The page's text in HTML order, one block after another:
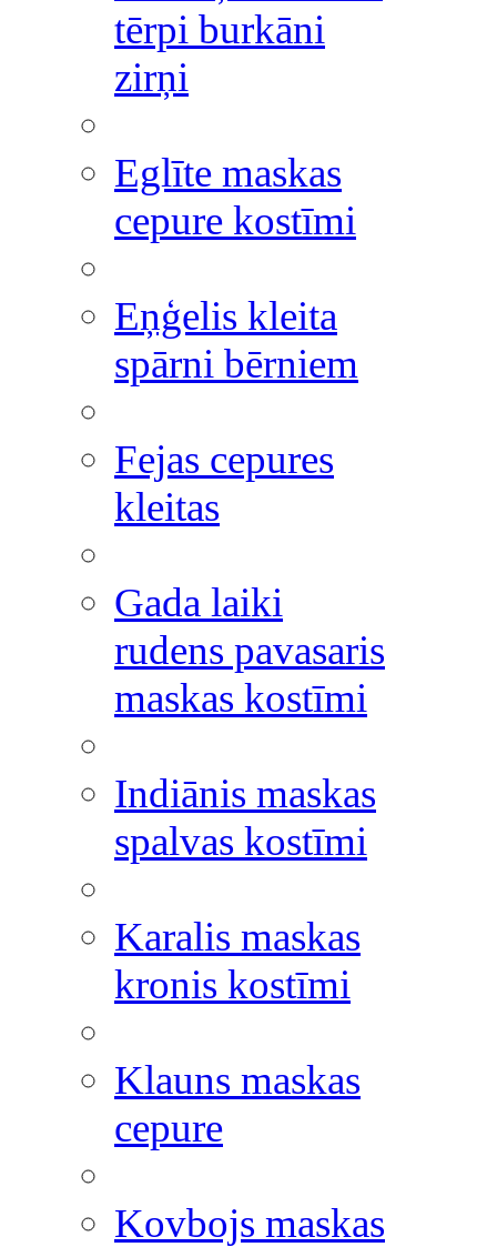
tērpi burkāni
zirņi
Eglīte maskas
cepure kostīmi
Eņģelis kleita
spārni bērniem
Fejas cepures
kleitas
Gada laiki
rudens pavasaris
maskas kostīmi
Indiānis maskas
spalvas kostīmi
Karalis maskas
kronis kostīmi
Klauns maskas
cepure
Kovbojs maskas